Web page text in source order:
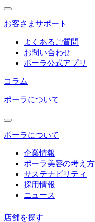
お客さまサポート
よくあるご質問
お問い合わせ
ポーラ公式アプリ
コラム
ポーラについて
ポーラについて
企業情報
ポーラ美容の考え方
サステナビリティ
採用情報
ニュース
店舗を探す